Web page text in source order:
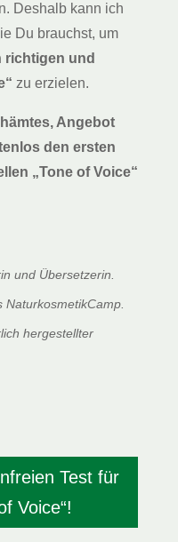
Deshalb kann ich
Du brauchst, um
richtigen und
zu erzielen.
Angebot
den ersten
„Tone of Voice“
und Übersetzerin.
hergestellter
Test für
Voice“!